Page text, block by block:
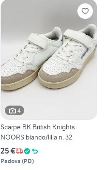
4
Scarpe BK British Knights
NOORS bianco/lilla n. 32
25 €
Padova (PD)